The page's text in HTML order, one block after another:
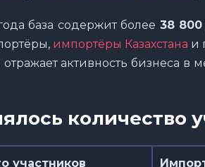
база содержит более 38
импортёры Казахстана и
активность бизнеса в
количество
участников